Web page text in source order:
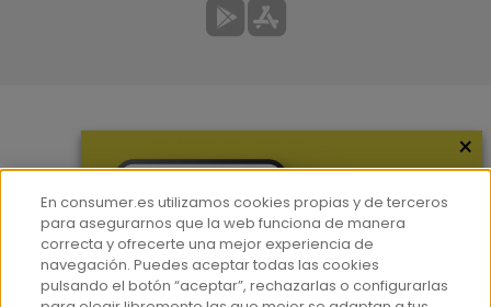
Hemeroteca
Contacto
Prensa
×
En consumer.es utilizamos cookies propias y de terceros
para asegurarnos que la web funciona de manera
correcta y ofrecerte una mejor experiencia de
navegación. Puedes aceptar todas las cookies
pulsando el botón “aceptar”, rechazarlas o configurarlas